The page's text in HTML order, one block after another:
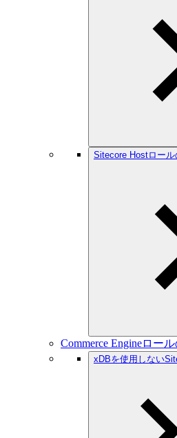
Sitecore Hostロー
Commerce Engineロー
xDBを使用しない